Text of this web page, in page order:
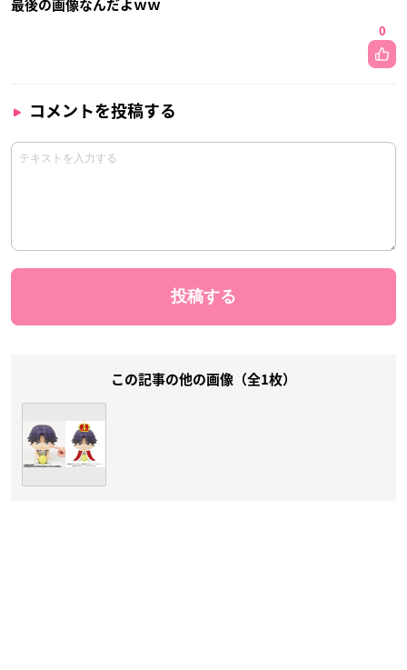
最後の画像なんだよｗｗ
0
コメントを投稿する
この記事の他の画像（全1枚）